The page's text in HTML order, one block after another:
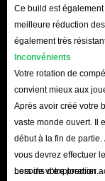
Ce build est
meilleure réduction
également très
Inconvénients
Votre rotation de
convient mieux aux
Après avoir créé votre
vaste monde ouvert. Il
début à la fin de
vous devrez effectuer
besoins d'exploration.
Lors de votre premier